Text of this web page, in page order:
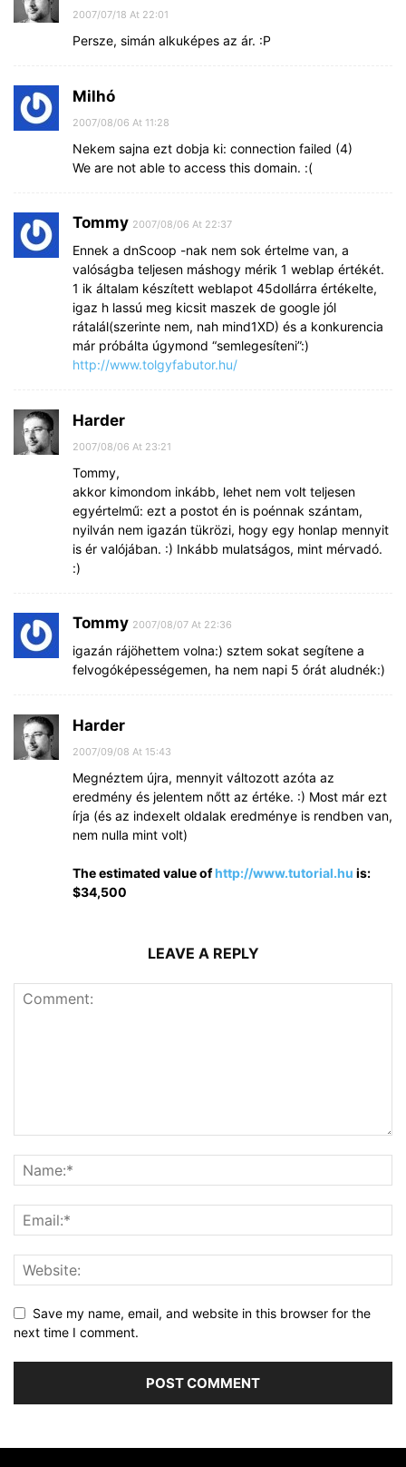
2007/07/18 At 22:01
Persze, simán alkuképes az ár. :P
Milhó
2007/08/06 At 11:28
Nekem sajna ezt dobja ki: connection failed (4)
We are not able to access this domain. :(
Tommy 2007/08/06 At 22:37
Ennek a dnScoop -nak nem sok értelme van, a
valóságba teljesen máshogy mérik 1 weblap értékét.
1 ik általam készített weblapot 45dollárra értékelte,
igaz h lassú meg kicsit maszek de google jól
rátalál(szerinte nem, nah mind1XD) és a konkurencia
már próbálta úgymond “semlegesíteni”:)
http://www.tolgyfabutor.hu/
Harder
2007/08/06 At 23:21
Tommy,
akkor kimondom inkább, lehet nem volt teljesen
egyértelmű: ezt a postot én is poénnak szántam,
nyilván nem igazán tükrözi, hogy egy honlap mennyit
is ér valójában. :) Inkább mulatságos, mint mérvadó.
:)
Tommy 2007/08/07 At 22:36
igazán rájöhettem volna:) sztem sokat segítene a
felvogóképességemen, ha nem napi 5 órát aludnék:)
Harder
2007/09/08 At 15:43
Megnéztem újra, mennyit változott azóta az
eredmény és jelentem nőtt az értéke. :) Most már ezt
írja (és az indexelt oldalak eredménye is rendben van,
nem nulla mint volt)
The estimated value ofhttp://www.tutorial.hu is:
$34,500
LEAVE A REPLY
Save my name, email, and website in this browser for the
next time I comment.